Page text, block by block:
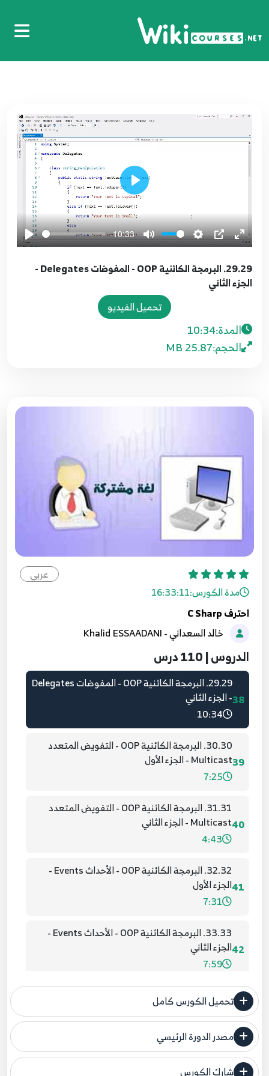
-10:33
Play
29.29. البرمجة الكائنية OOP - المفوضات Delegates -
الجزء الثاني
تحميل الفيديو
المدة:10:34
الحجم:25.87 MB
عربي
مدة الكورس:16:33:11
احترف C Sharp
خالد السعداني - Khalid ESSAADANI
الدروس | 110 درس
18.18. البرمجة الكائنية OOP - مجالات الأسماء
29
19.19. البرمجة الكائنية OOP - أوامر الدخول Access
Modifiers والكلمة static
20.20. البرمجة الكائنية OOP - المشيدات
8:39
31
21.21. البرمجة الكائنية OOP - الخصائص Properties
11:58
32
23.23. البرمجة الكائنية OOP - الفئات المجردة
والفئات المغلقة Abstract Classes and Sealed
Classes
8:55
override
12:49
26.26. البرمجة الكائنية OOP - زيادة التحميل
Overloading وتعدد الأشكال Polymorphisme
9:09
36
27.27. البرمجة الكائنية OOP - الواجهات Interfaces
14:36
37
- الجزء الأول
9:31
38
29.29. البرمجة الكائنية OOP - المفوضات Delegates
- الجزء الثاني
10:34
39
30.30. البرمجة الكائنية OOP - التفويض المتعدد
Multicast - الجزء الأول
7:25
40
31.31. البرمجة الكائنية OOP - التفويض المتعدد
Multicast - الجزء الثاني
4:43
41
32.32. البرمجة الكائنية OOP - الأحداث Events -
الجزء الأول
7:31
42
33.33. البرمجة الكائنية OOP - الأحداث Events -
الجزء الثاني
7:59
43الجزء الثالث
5:10
35.35. البرمجة الكائنية OOP - الوظائف المجهولة
Anonymous Methods - الجزء الأول
تحميل الكورس كامل
مصدر الدورة الرئيسي
فنحن لا ندعي ملكية أي دورة ولهذا نضع المصدر الأصلي لكم
شارك الكورس